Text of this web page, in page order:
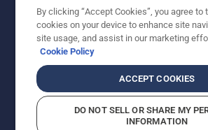
© Husqvarna® AB (publ). Alle Rechte
Preisangaben sind unverbindliche
von Husqvarna Schweiz AG an den
Fachhandel, Preise in CHF inklusive
unverbindliche Preisempfehlungen
denn sie sind für den direkten
Cookie-RichtlinieNutzungsbedingungen
Vermutete Verstöße
By clicking “Accept Cookies”, you agree to
cookies on your device to enhance site
site usage, and assist in our marketing
Cookie Policy
ACCEPT COOKIES
DO NOT SELL OR SHARE MY
INFORMATION